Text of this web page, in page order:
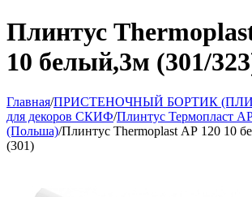
Плинтус
10 белый,3м (301/
Главная/ПРИСТЕНОЧНЫЙ БОРТИК
для декоров СКИФ/Плинтус Термопласт
(Польша)/Плинтус Thermoplast АР 120 10
(301)